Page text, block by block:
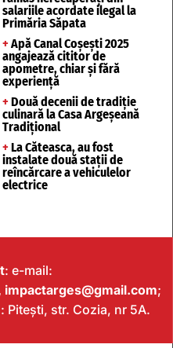
salariile acordate ilegal la
Primăria Săpata
+ Apă Canal Coșești 2025
angajează cititor de
apometre, chiar și fără
experiență
+ Două decenii de tradiție
culinară la Casa Argeșeană
Tradițional
+ La Căteasca, au fost
instalate două stații de
reîncărcare a vehiculelor
electrice
: e-mail:
impactarges@gmail.com;
Pitești, str. Cozia, nr 5A.